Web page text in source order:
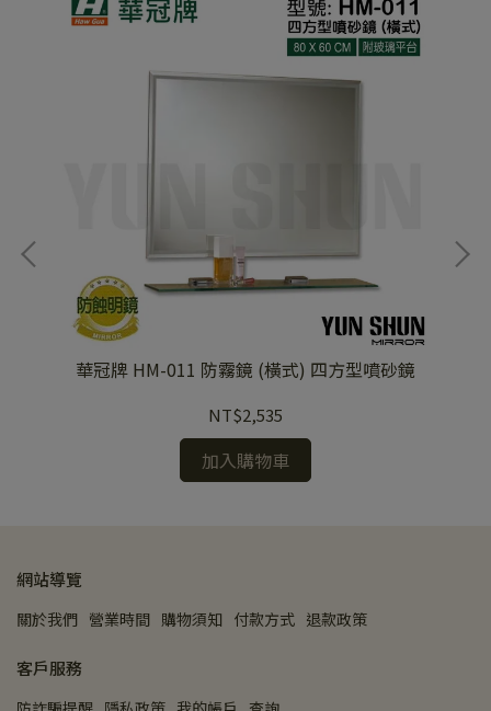
華冠牌 HM-011 防霧鏡 (橫式) 四方型噴砂鏡
NT$2,535
加入購物車
網站導覽
關於我們 營業時間 購物須知 付款方式 退款政策
客戶服務